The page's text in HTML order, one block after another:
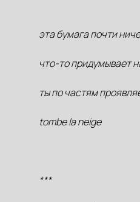
эта бумага почти
что-то придумывает
ты по частям
tombe la neige
***